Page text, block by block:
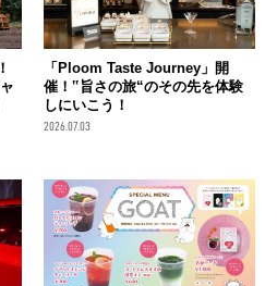
「Ploom Taste Journey」開
催！‟旨さの旅“のその先を体験
しにいこう！
2026.07.03